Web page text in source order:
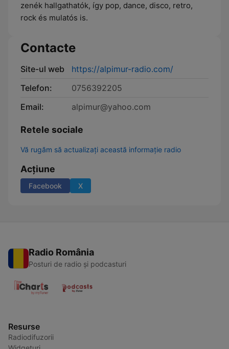
zenék hallgathatók, így pop, dance, disco, retro,
rock és mulatós is.
Contacte
Site-ul web
https://alpimur-radio.com/
Telefon:
0756392205
Email:
alpimur@yahoo.com
Retele sociale
Vă rugăm să actualizați această informație radio
Acțiune
Facebook X
Radio România
Posturi de radio și podcasturi
Resurse
Radiodifuzorii